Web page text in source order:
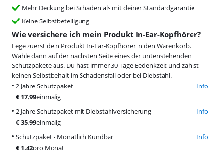
Mehr Deckung bei Schäden als mit deiner Standardgarantie
Keine Selbstbeteiligung
Wie versichere ich mein Produkt In-Ear-Kopfhörer?
Lege zuerst dein Produkt In-Ear-Kopfhörer in den Warenkorb.
Wähle dann auf der nächsten Seite eines der untenstehenden
Schutzpakete aus. Du hast immer 30 Tage Bedenkzeit und zahlst
keinen Selbstbehalt im Schadensfall oder bei Diebstahl.
2 Jahre Schutzpaket
Info
€17,99einmalig
2 Jahre Schutzpaket mit Diebstahlversicherung
Info
€35,99einmalig
Schutzpaket - Monatlich Kündbar
Info
€1,42pro Monat